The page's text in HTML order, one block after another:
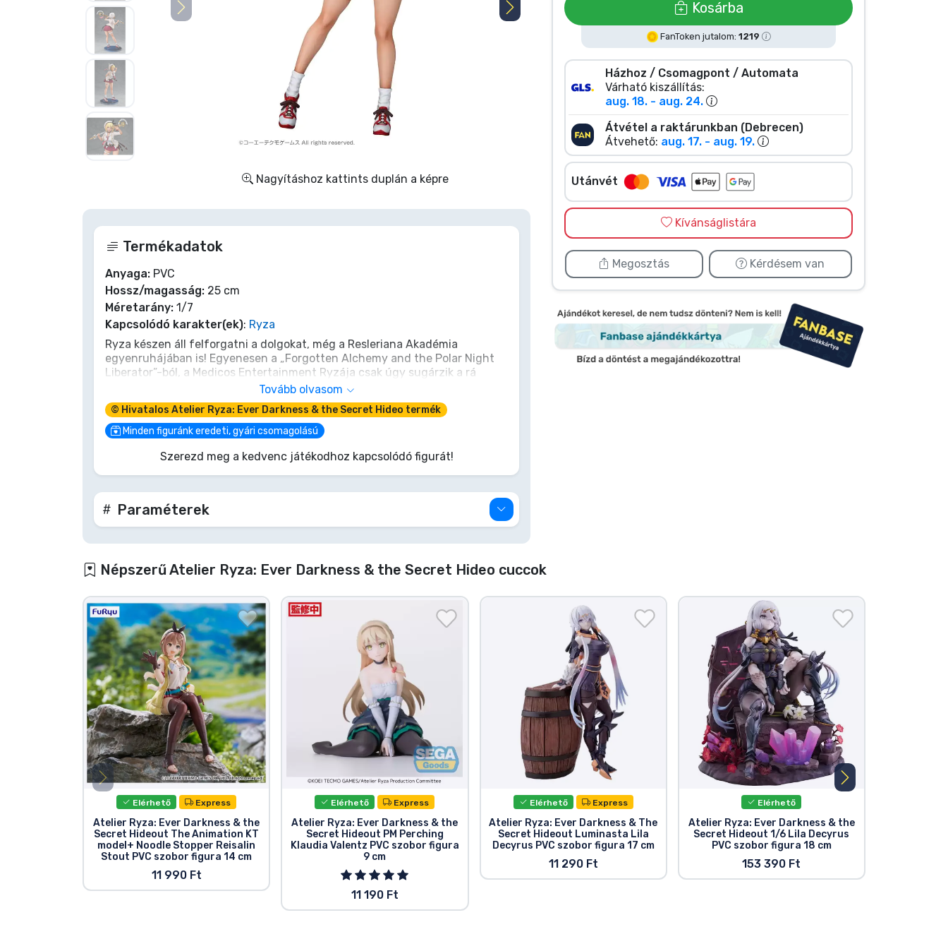
Nagyításhoz kattints duplán a képre
Kosárba
FanToken jutalom: 1219
Házhoz / Csomagpont / Automata
Várható kiszállítás:
aug. 18. - aug. 24.
Átvétel a raktárunkban (Debrecen)
Átvehető: aug. 17. - aug. 19.
Utánvét
Kívánságlistára
Megosztás Kérdésem van
Termékadatok
Anyaga: PVC
Hossz/magasság: 25 cm
Méretarány: 1/7
Kapcsolódó karakter(ek): Ryza
Ryza készen áll felforgatni a dolgokat, még a Resleriana Akadémia
egyenruhájában is! Egyenesen a „Forgotten Alchemy and the Polar Night
Liberator”-ból, a Medicos Entertainment Ryzája csak úgy sugárzik a rá
jellemző kalandvágyó szellemtől. Ez az 1/7 méretarányú szépség, pálcával a
kezében, nem csupán egy figura; ő az alkímiai ragyogás szikrája, készen
arra, hogy elűzzön minden komorságot gyűjteményedből. Ideje egy új,
élettel teli összetevőt adni a polcodhoz – ez a mestermű egy olyan
Tovább olvasom
© Hivatalos Atelier Ryza: Ever Darkness & the Secret Hideo termék
Minden figuránk eredeti, gyári csomagolású
Szerezd meg a kedvenc játékodhoz kapcsolódó figurát!
Paraméterek
Népszerű Atelier Ryza: Ever Darkness & the Secret Hideo cuccok
Elérhető Express
Atelier Ryza: Ever Darkness & the
Secret Hideout The Animation KT
model+ Noodle Stopper Reisalin
Stout PVC szobor figura 14 cm
11 990 Ft
Elérhető Express
Atelier Ryza: Ever Darkness & the
Secret Hideout PM Perching
Klaudia Valentz PVC szobor figura
9 cm
11 190 Ft
Elérhető Express
Atelier Ryza: Ever Darkness & The
Secret Hideout Luminasta Lila
Decyrus PVC szobor figura 17 cm
11 290 Ft
Elérhető
Atelier Ryza: Ever Darkness & the
Secret Hideout 1/6 Lila Decyrus
PVC szobor figura 18 cm
153 390 Ft
Szállítás és fizetés
Sorozatos cuccok
Filmes cuccok
Mesés cuccok
Gamer cuccok
Sportos cuccok
Zenés cuccok
Terméktípusok